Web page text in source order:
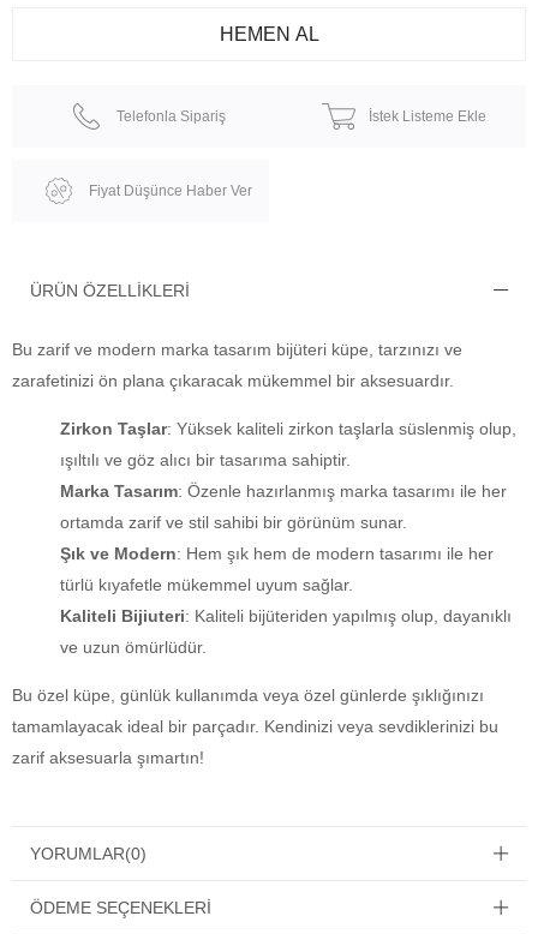
Telefonla Sipariş İstek Listeme Ekle
Fiyat Düşünce Haber Ver
ÜRÜN ÖZELLIKLERI
Bu zarif ve modern marka tasarım bijüteri küpe, tarzınızı ve
zarafetinizi ön plana çıkaracak mükemmel bir aksesuardır.
Zirkon Taşlar: Yüksek kaliteli zirkon taşlarla süslenmiş olup,
ışıltılı ve göz alıcı bir tasarıma sahiptir.
Marka Tasarım: Özenle hazırlanmış marka tasarımı ile her
ortamda zarif ve stil sahibi bir görünüm sunar.
Şık ve Modern: Hem şık hem de modern tasarımı ile her
türlü kıyafetle mükemmel uyum sağlar.
Kaliteli Bijiuteri: Kaliteli bijüteriden yapılmış olup, dayanıklı
ve uzun ömürlüdür.
Bu özel küpe, günlük kullanımda veya özel günlerde şıklığınızı
tamamlayacak ideal bir parçadır. Kendinizi veya sevdiklerinizi bu
zarif aksesuarla şımartın!
YORUMLAR(0)
ÖDEME SEÇENEKLERI